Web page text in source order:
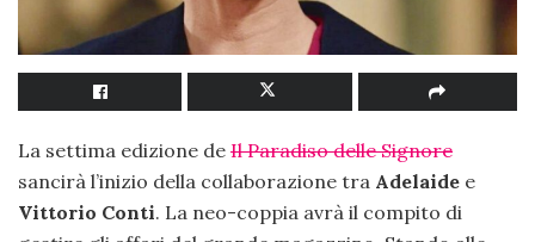
La settima edizione de Il Paradiso delle Signore
sancirà l’inizio della collaborazione tra Adelaide e
Vittorio Conti. La neo-coppia avrà il compito di